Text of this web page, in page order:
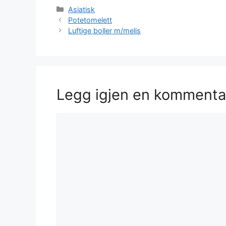
Kategorier
Asiatisk
Potetomelett
Luftige boller m/melis
Legg igjen en